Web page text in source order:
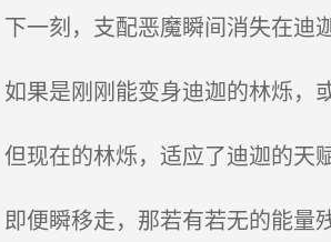
一刻，支配恶魔瞬间消失在迪
果是刚刚能变身迪迦的林烁，
现在的林烁，适应了迪迦的天
便瞬移走，那若有若无的能量